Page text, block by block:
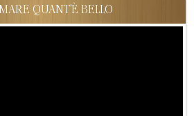
QUANT'È BELLO